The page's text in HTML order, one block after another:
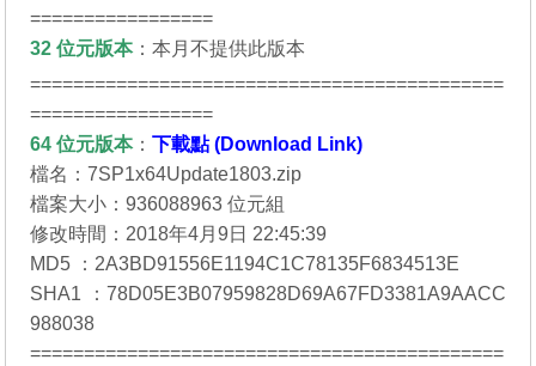
=================
32 位元版本：本月不提供此版本
============================================
=================
64 位元版本：下載點 (Download Link)
檔名：7SP1x64Update1803.zip
檔案大小：936088963 位元組
修改時間：2018年4月9日 22:45:39
MD5 ：2A3BD91556E1194C1C78135F6834513E
SHA1 ：78D05E3B07959828D69A67FD3381A9AACC
988038
============================================